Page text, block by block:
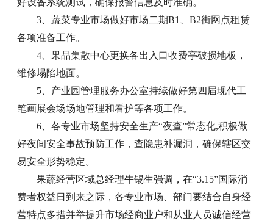
好设备系统测试，确保报警信息及时准确。
3、蔬菜专业市场做好市场二期B1、B2街网点租赁
各项准备工作。
4、果品集散中心更换各出入口收费亭破损地板，
维修塌陷地面。
5、产业园管理服务办公室持续做好第四届现代工
笔画展会场场地管理和看护等各项工作。
6、各专业市场坚持安全生产“夜查”常态化,积极做
好夜间安全事故预防工作，查隐患补漏洞，确保辖区交
易安全形势稳定。
果蔬经营区域总经理牛锡生强调，在“3.15”国际消
费者权益日到来之际，各专业市场、部门要结合自身经
营特点多措并举提升市场经商业户和从业人员诚信经营